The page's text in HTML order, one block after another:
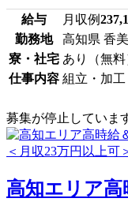
給与 月収例
勤務地
高知県 香
寮・社宅 あり（無料
仕事内容 組立・加
募集が停止していま
高知エリア高